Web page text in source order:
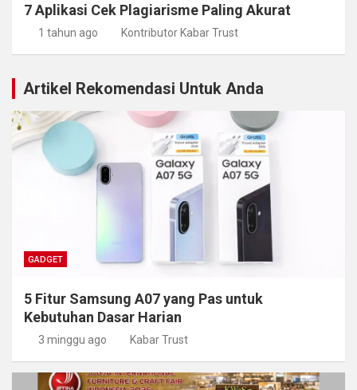
7 Aplikasi Cek Plagiarisme Paling Akurat
1 tahun ago Kontributor Kabar Trust
Artikel Rekomendasi Untuk Anda
GADGET
5 Fitur Samsung A07 yang Pas untuk
Kebutuhan Dasar Harian
3 minggu ago Kabar Trust